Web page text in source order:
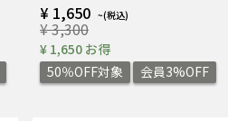
¥ 1,650
¥ 3,300
¥ 1,650 お得
50％OFF対象
会員3%OFF